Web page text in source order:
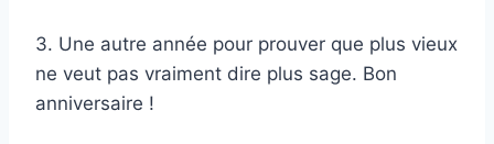
3. Une autre année pour prouver que plus vieux
ne veut pas vraiment dire plus sage. Bon
anniversaire !